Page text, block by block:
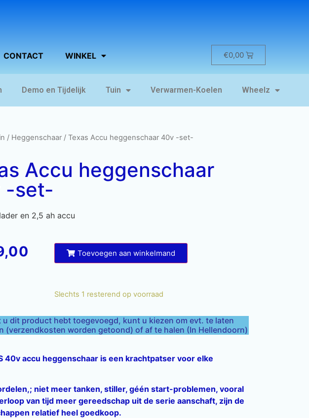
CONTACT WINKEL €0,00
Demo en Tijdelijk Tuin Verwarmen-Koelen Wheelz
/ Heggenschaar/ Texas Accu heggenschaar 40v -set-
Accu heggenschaar
-set-
en 2,5 ah accu
Toevoegen aan winkelmand
Slechts 1 resterend op voorraad
u dit product hebt toegevoegd, kunt u kiezen om evt. te laten
(verzendkosten worden getoond) of af te halen (In Hellendoorn)
40v accu heggenschaar is een krachtpatser voor elke
niet meer tanken, stiller, géén start-problemen, vooral
van tijd meer gereedschap uit de serie aanschaft, zijn de
relatief heel goedkoop.